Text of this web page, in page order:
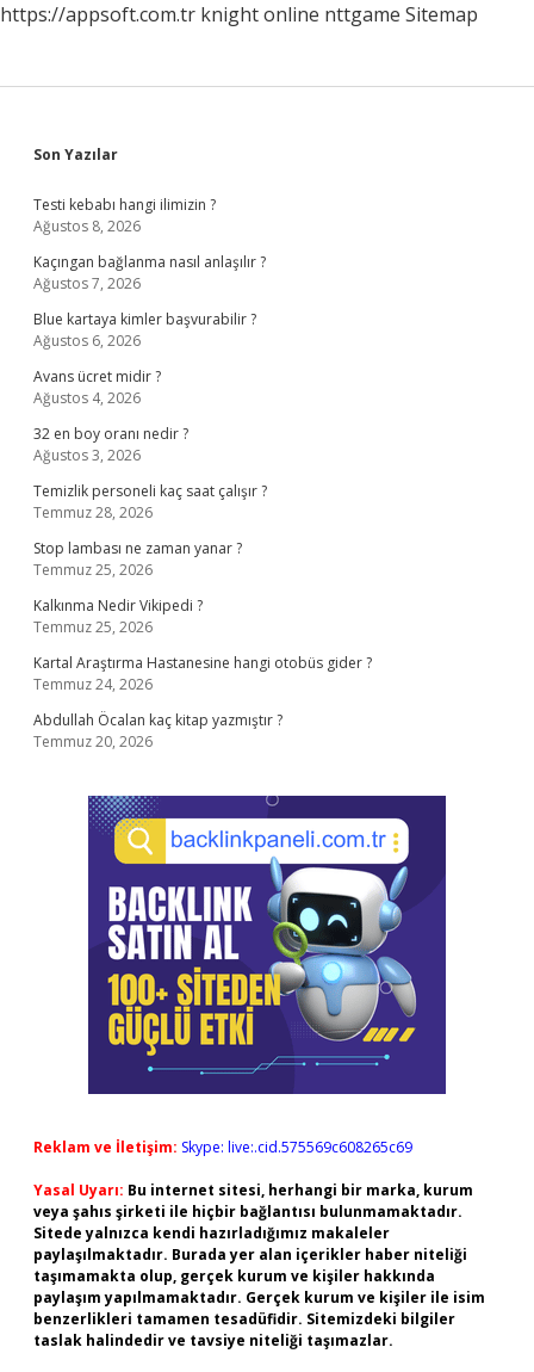
https://appsoft.com.tr knight online nttgame Sitemap
Sidebar
Son Yazılar
Testi kebabı hangi ilimizin ?
Ağustos 8, 2026
Kaçıngan bağlanma nasıl anlaşılır ?
Ağustos 7, 2026
Blue kartaya kimler başvurabilir ?
Ağustos 6, 2026
Avans ücret midir ?
Ağustos 4, 2026
32 en boy oranı nedir ?
Ağustos 3, 2026
Temizlik personeli kaç saat çalışır ?
Temmuz 28, 2026
Stop lambası ne zaman yanar ?
Temmuz 25, 2026
Kalkınma Nedir Vikipedi ?
Temmuz 25, 2026
Kartal Araştırma Hastanesine hangi otobüs gider ?
Temmuz 24, 2026
Abdullah Öcalan kaç kitap yazmıştır ?
Temmuz 20, 2026
Reklam ve İletişim: Skype: live:.cid.575569c608265c69
Yasal Uyarı: Bu internet sitesi, herhangi bir marka, kurum
veya şahıs şirketi ile hiçbir bağlantısı bulunmamaktadır.
Sitede yalnızca kendi hazırladığımız makaleler
paylaşılmaktadır. Burada yer alan içerikler haber niteliği
taşımamakta olup, gerçek kurum ve kişiler hakkında
paylaşım yapılmamaktadır. Gerçek kurum ve kişiler ile isim
benzerlikleri tamamen tesadüfidir. Sitemizdeki bilgiler
taslak halindedir ve tavsiye niteliği taşımazlar.